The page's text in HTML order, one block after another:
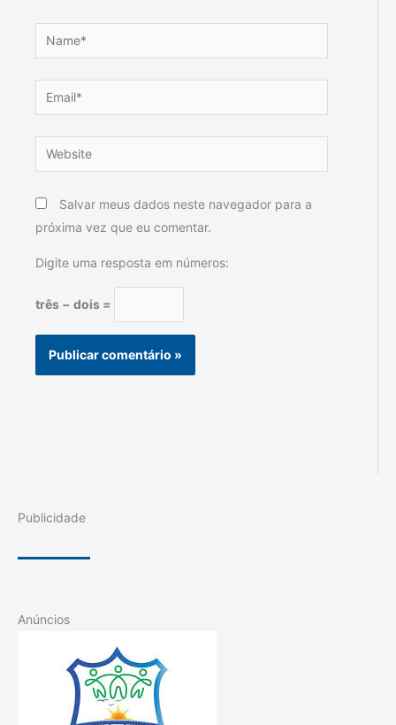
Name*
Email*
Website
Salvar meus dados neste navegador para a
próxima vez que eu comentar.
Digite uma resposta em números:
três − dois =
Publicidade
Anúncios